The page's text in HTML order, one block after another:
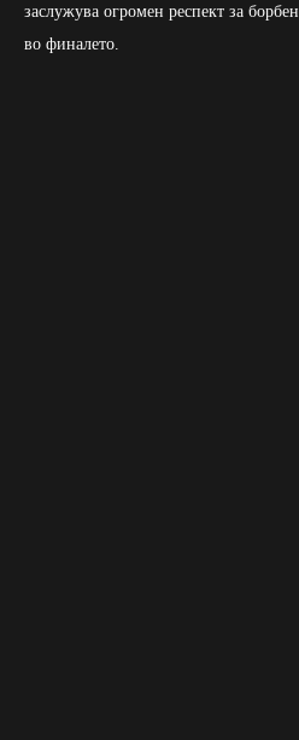
заслужува огромен респект за
во финалето.